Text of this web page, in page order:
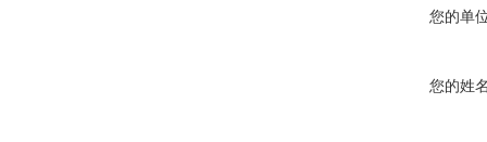
您的单
您的姓